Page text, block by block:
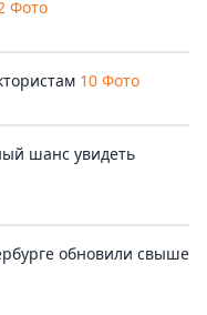
Фото
10 Фото
шанс увидеть
обновили свыше